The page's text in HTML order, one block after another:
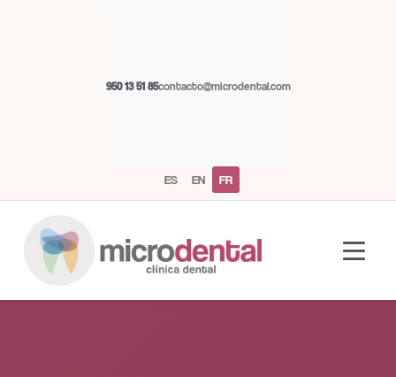
950 13 51 85contacto@microdental.com
ES EN FR
Assistant Microdental